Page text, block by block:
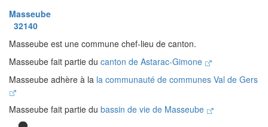
Masseube
32140
Masseube est une commune chef-lieu de canton.
Masseube fait partie du canton de Astarac-Gimone
Masseube adhère à la la communauté de communes Val de Gers
Masseube fait partie du bassin de vie de Masseube